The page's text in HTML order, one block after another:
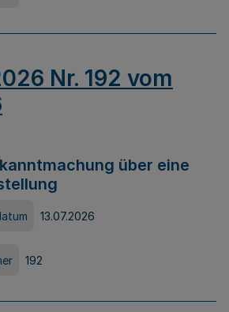
Nr. 192 vom
über eine
13.07.2026
192